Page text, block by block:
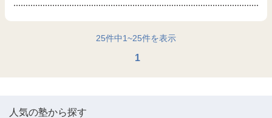
25件中1~25件を表示
1
人気の塾から探す